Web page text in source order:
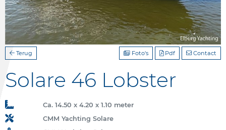
Terug Contact
Pdf
Foto's
Solare 46 Lobster
Ca. 14.50 x 4.20 x 1.10 meter
CMM Yachting Solare